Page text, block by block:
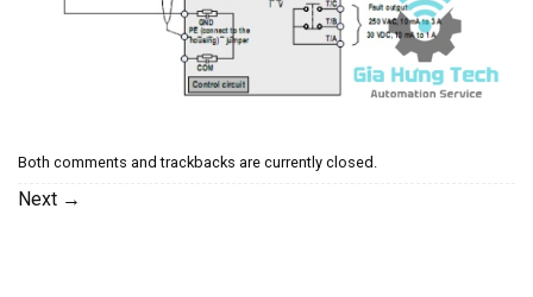
Both comments and trackbacks are currently closed.
Next →